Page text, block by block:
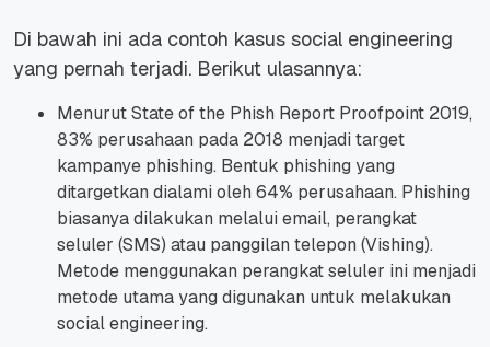
Di bawah ini ada contoh kasus social engineering
yang pernah terjadi. Berikut ulasannya:
MenurutState of the Phish Report Proofpoint 2019,
83% perusahaan pada 2018 menjadi target
kampanye phishing. Bentuk phishing yang
ditargetkan dialami oleh 64% perusahaan. Phishing
biasanya dilakukan melalui email, perangkat
seluler (SMS) atau panggilan telepon (Vishing).
Metode menggunakan perangkat seluler ini menjadi
metode utama yang digunakan untuk melakukan
social engineering.